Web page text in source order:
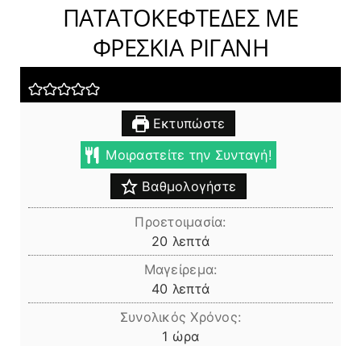
ΠΑΤΑΤΟΚΕΦΤΕΔΕΣ ΜΕ
ΦΡΕΣΚΙΑ ΡΙΓΑΝΗ
Εκτυπώστε
Μοιραστείτε την Συνταγή!
Βαθμολογήστε
Προετοιμασία:
20 λεπτά
λεπτά
Μαγείρεμα:
40 λεπτά
λεπτά
Συνολικός Χρόνος:
1 ώρα
ώρα